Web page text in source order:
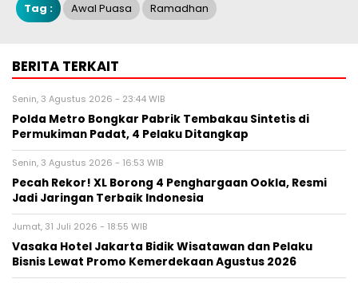
Tag : Awal Puasa Ramadhan
BERITA TERKAIT
Senin, 3 Agustus 2026 - 23:44 WIB
Polda Metro Bongkar Pabrik Tembakau Sintetis di
Permukiman Padat, 4 Pelaku Ditangkap
Senin, 3 Agustus 2026 - 16:53 WIB
Pecah Rekor! XL Borong 4 Penghargaan Ookla, Resmi
Jadi Jaringan Terbaik Indonesia
Jumat, 31 Juli 2026 - 18:55 WIB
Vasaka Hotel Jakarta Bidik Wisatawan dan Pelaku
Bisnis Lewat Promo Kemerdekaan Agustus 2026